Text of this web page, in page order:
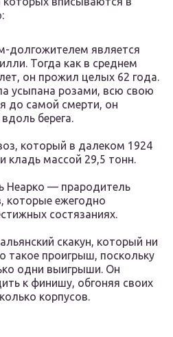
долгожителем является
Тогда как в среднем
он прожил целых 62 года.
усыпана розами, всю свою
до самой смерти, он
берега.
который в далеком 1924
кладь массой 29,5 тонн.
Неарко — прародитель
которые ежегодно
состязаниях.
скакун, который ни
такое проигрыш, поскольку
одни выигрыши. Он
к финишу, обгоняя своих
корпусов.